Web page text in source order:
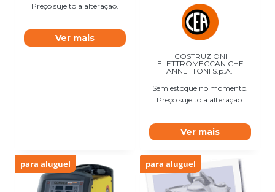
Preço sujeito a alteração.
Ver mais
COSTRUZIONI
ELETTROMECCANICHE
ANNETTONI S.p.A.
Sem estoque no momento.
Preço sujeito a alteração.
Ver mais
para aluguel para aluguel